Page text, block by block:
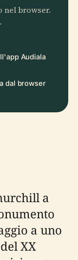
nel browser.
Audiala
dal browser
a
a uno
XX